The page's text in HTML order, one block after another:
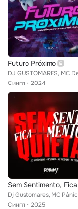
Futuro Próximo
Сингл
2024
Сингл
2025